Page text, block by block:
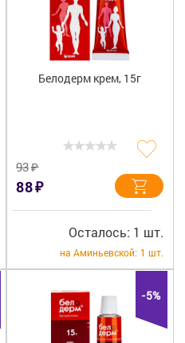
Белодерм крем, 15г
93₽
88₽
Осталось: 1 шт.
на Аминьевской: 1 шт.
-5%